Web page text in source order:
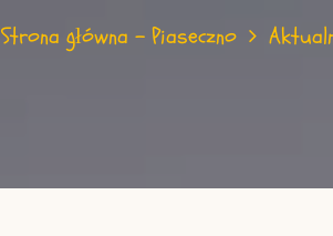
Strona główna – Piaseczno